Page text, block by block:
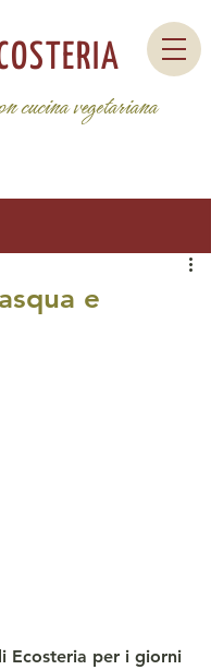
cucina vegetariana
e
Ecosteria per i giorni